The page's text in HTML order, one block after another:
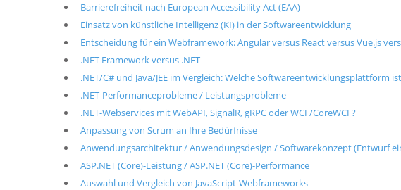
Barrierefreiheit nach European Accessibility Act (EAA)
Einsatz von künstliche Intelligenz (KI) in der Softwareentwicklung
Entscheidung für ein Webframework: Angular versus React versus Vue.js
.NET Framework versus .NET
.NET/C# und Java/JEE im Vergleich: Welche Softwareentwicklungsplattform
.NET-Performanceprobleme / Leistungsprobleme
.NET-Webservices mit WebAPI, SignalR, gRPC oder WCF/CoreWCF?
Anpassung von Scrum an Ihre Bedürfnisse
Anwendungsarchitektur / Anwendungsdesign / Softwarekonzept (Entwurf
ASP.NET (Core)-Leistung / ASP.NET (Core)-Performance
Auswahl und Vergleich von JavaScript-Webframeworks